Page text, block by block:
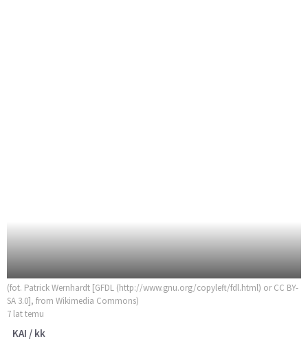
(fot. Patrick Wernhardt [GFDL (http://www.gnu.org/copyleft/fdl.html) or CC BY-
SA 3.0], from Wikimedia Commons)
7 lat temu
KAI / kk